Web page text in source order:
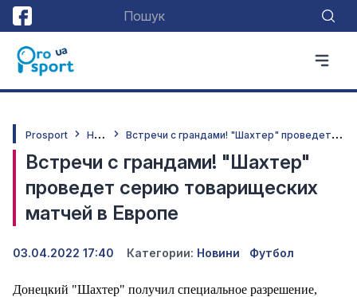
Prosport Н
овини В
стречи с грандами! "Шахтер" проведет серию товарищеских матчей в Европе
Встречи с грандами! "Шахтер"
проведет серию товарищеских
матчей в Европе
03.04.2022 17:40 Категории: Новини Футбол
Донецкий "Шахтер" получил специальное разрешение,